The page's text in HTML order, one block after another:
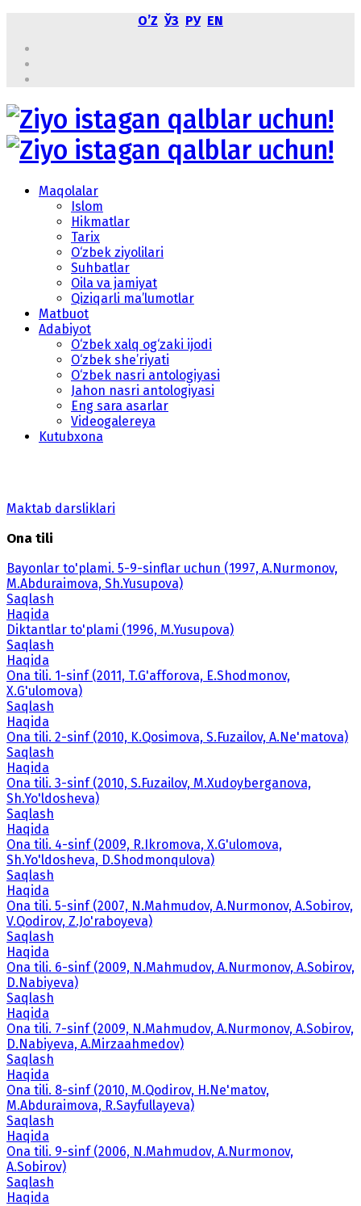
OʼZ ЎЗ РУ EN
Maqolalar
Islom
Hikmatlar
Tarix
O‘zbek ziyolilari
Suhbatlar
Oila va jamiyat
Qiziqarli ma’lumotlar
Matbuot
Adabiyot
O‘zbek xalq og‘zaki ijodi
O‘zbek she’riyati
O‘zbek nasri antologiyasi
Jahon nasri antologiyasi
Eng sara asarlar
Videogalereya
Kutubxona
Maktab darsliklari
Ona tili
Bayonlar to'plami. 5-9-sinflar uchun (1997, A.Nurmonov,
M.Abduraimova, Sh.Yusupova)
Saqlash
Haqida
Diktantlar to'plami (1996, M.Yusupova)
Saqlash
Haqida
Ona tili. 1-sinf (2011, T.G'afforova, E.Shodmonov,
X.G'ulomova)
Saqlash
Haqida
Ona tili. 2-sinf (2010, K.Qosimova, S.Fuzailov, A.Ne'matova)
Saqlash
Haqida
Ona tili. 3-sinf (2010, S.Fuzailov, M.Xudoyberganova,
Sh.Yo'ldosheva)
Saqlash
Haqida
Ona tili. 4-sinf (2009, R.Ikromova, X.G'ulomova,
Sh.Yo'ldosheva, D.Shodmonqulova)
Saqlash
Haqida
Ona tili. 5-sinf (2007, N.Mahmudov, A.Nurmonov, A.Sobirov,
V.Qodirov, Z.Jo'raboyeva)
Saqlash
Haqida
Ona tili. 6-sinf (2009, N.Mahmudov, A.Nurmonov, A.Sobirov,
D.Nabiyeva)
Saqlash
Haqida
Ona tili. 7-sinf (2009, N.Mahmudov, A.Nurmonov, A.Sobirov,
D.Nabiyeva, A.Mirzaahmedov)
Saqlash
Haqida
Ona tili. 8-sinf (2010, M.Qodirov, H.Ne'matov,
M.Abduraimova, R.Sayfullayeva)
Saqlash
Haqida
Ona tili. 9-sinf (2006, N.Mahmudov, A.Nurmonov,
A.Sobirov)
Saqlash
Haqida